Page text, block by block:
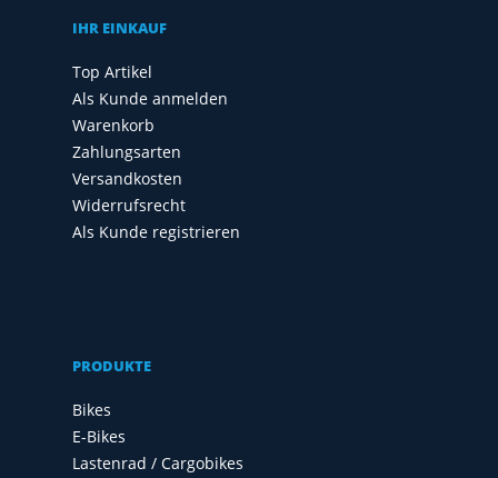
IHR EINKAUF
Top Artikel
Als Kunde anmelden
Warenkorb
Zahlungsarten
Versandkosten
Widerrufsrecht
Als Kunde registrieren
PRODUKTE
Bikes
E-Bikes
Lastenrad / Cargobikes